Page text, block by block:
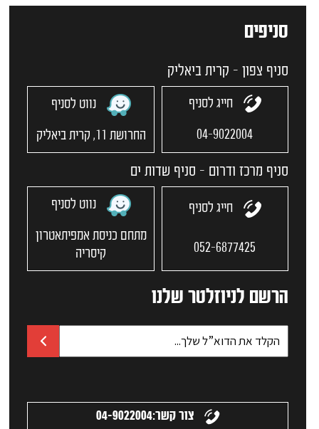
סניפים
סניף צפון - קרית ביאליק
חייג לסניף
04-9022004
נווט לסניף
החרושת 11, קרית ביאליק
סניף מרכז ודרום - סניף שדות ים
חייג לסניף
052-6877425
נווט לסניף
מתחם כניסת אמפיתאטרון
קיסריה
הרשם לניוזלטר שלנו
צור קשר:04-9022004